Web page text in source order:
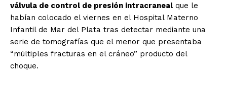
válvula de control de presión intracraneal que le
habían colocado el viernes en el Hospital Materno
Infantil de Mar del Plata tras detectar mediante una
serie de tomografías que el menor que presentaba
“múltiples fracturas en el cráneo” producto del
choque.